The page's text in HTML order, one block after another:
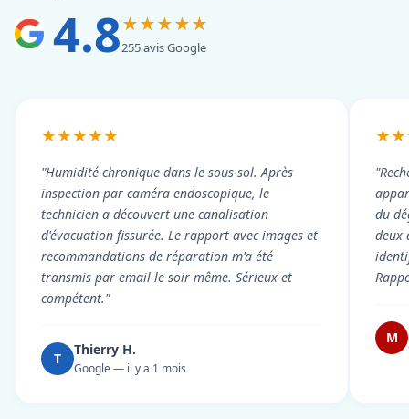
4.8★★★★★
255 avis Google
★★★★★
"Humidité chronique dans le sous-sol. Après
inspection par caméra endoscopique, le
technicien a découvert une canalisation
d'évacuation fissurée. Le rapport avec images et
recommandations de réparation m'a été
transmis par email le soir même. Sérieux et
compétent."
T
Thierry H.
Google — il y a 1 mois
du
deux
M